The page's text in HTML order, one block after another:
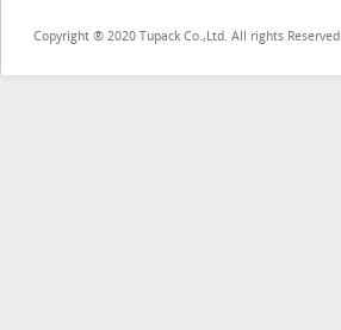
Copyright ® 2020 Tupack Co.,Ltd. All rights Reserved